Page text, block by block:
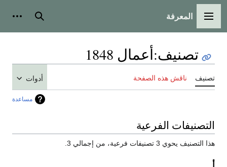
القائمة الرئيسية
المعرفة بحث
تصنيف:أعمال 1848
تصنيف ناقش هذه الصفحة أدوات
مساعدة
التصنيفات الفرعية
هذا التصنيف يحوي 3 تصنيفات فرعية، من إجمالي 3.